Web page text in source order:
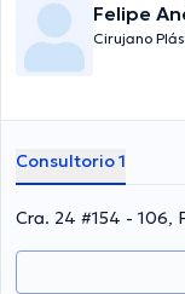
Felipe
Cirujano
Consultorio 1
Cra. 24 #154 - 106,